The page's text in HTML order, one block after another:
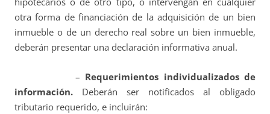
otra forma de financiación de la adquisición de un bien
inmueble o de un derecho real sobre un bien inmueble,
deberán presentar una declaración informativa anual.
– Requerimientos individualizados de
información. Deberán ser notificados al obligado
tributario requerido, e incluirán: